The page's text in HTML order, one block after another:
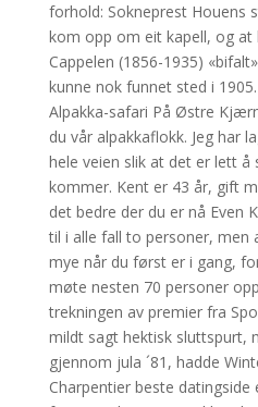
forhold: Sokneprest Houens
kom opp om eit kapell, og at
Cappelen (1856-1935)
kunne nok funnet sted i
Alpakka-safari På Østre
du vår alpakkaflokk. Jeg har
hele veien slik at det er lett å
kommer. Kent er 43 år, gift
det bedre der du er nå Even
til i alle fall to personer, men
mye når du først er i gang,
møte nesten 70 personer
trekningen av premier fra
mildt sagt hektisk sluttspurt,
gjennom jula ´81, hadde
Charpentier beste datingside